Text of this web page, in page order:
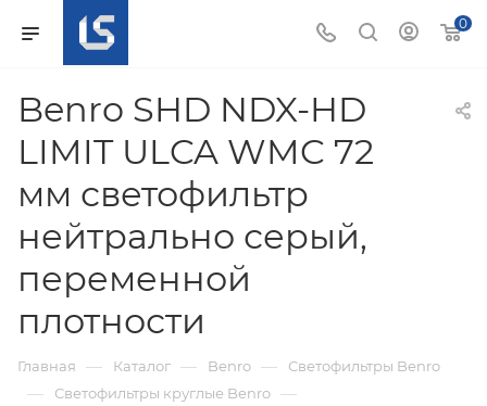
0
Benro SHD NDX-HD
LIMIT ULCA WMC 72
мм светофильтр
нейтрально серый,
переменной
плотности
Главная — Каталог — Benro — Светофильтры Benro
— Светофильтры круглые Benro —